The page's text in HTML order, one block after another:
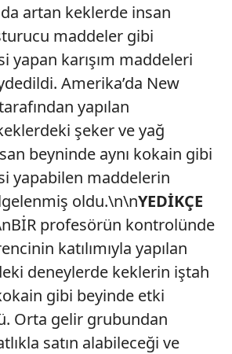
artan keklerde insan
maddeler gibi
yapan karışım maddeleri
Amerika’da New
yapılan
şeker ve yağ
beyninde aynı kokain gibi
yapabilen maddelerin
oldu.\n\nYEDİKÇE
profesörün kontrolünde
katılımıyla yapılan
deneylerde keklerin iştah
gibi beyinde etki
Orta gelir grubundan
satın alabileceği ve